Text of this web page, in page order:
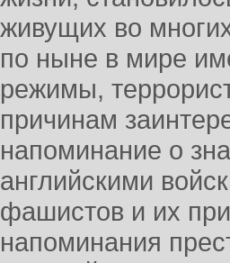
живущих во
по ныне в мире
режимы,
причинам
напоминание о
английскими
фашистов и их
напоминания